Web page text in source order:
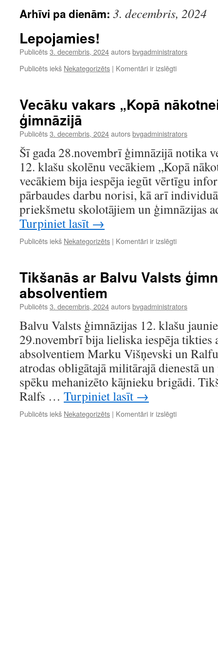
Arhīvi pa dienām: 3. decembris, 2024
Lepojamies!
Publicēts3. decembris, 2024autorsbvgadministrators
Publicēts iekš Nekategorizēts | Komentāri ir izslēgtiLepojamies!
Vecāku vakars „Kopā
ģimnāzijā
Publicēts3. decembris, 2024autorsbvgadministrators
Šī gada 28.novembrī ģimnāzijā notika
12. klašu skolēnu vecākiem „Kopā
vecākiem bija iespēja iegūt vērtīgu
pārbaudes darbu norisi, kā arī
priekšmetu skolotājiem un ģimnāzijas
Turpiniet lasīt →
Publicēts iekš Nekategorizēts | Komentāri ir izslēgtiVecāku
nākotnei!”
Balvu
Tikšanās ar Balvu Valsts
absolventiem
Publicēts3. decembris, 2024autorsbvgadministrators
Balvu Valsts ģimnāzijas 12. klašu
29.novembrī bija lieliska iespēja tikties
absolventiem Marku Višņevski un
atrodas obligātajā militārajā dienestā un
spēku mehanizēto kājnieku brigādi.
Ralfs … Turpiniet lasīt →
Publicēts iekš Nekategorizēts | Komentāri ir izslēgtiTikšanās